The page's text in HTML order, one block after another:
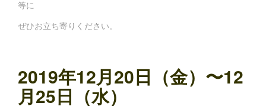
等に
ぜひお立ち寄りください。
2019年12月20日（金）〜12
月25日（水）